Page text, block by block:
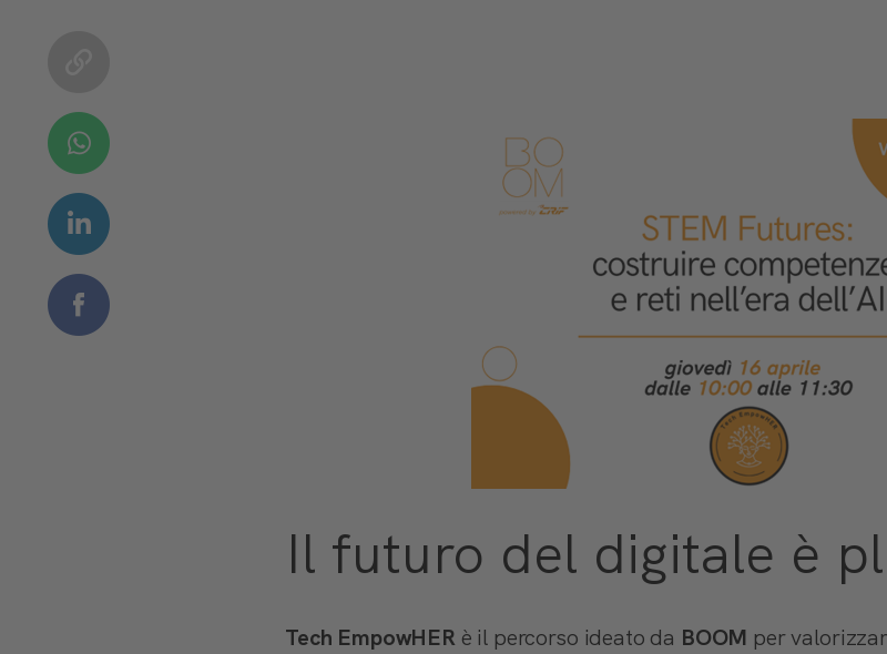
Il futuro del digitale è
Tech EmpowHER è il percorso ideato da BOOM per